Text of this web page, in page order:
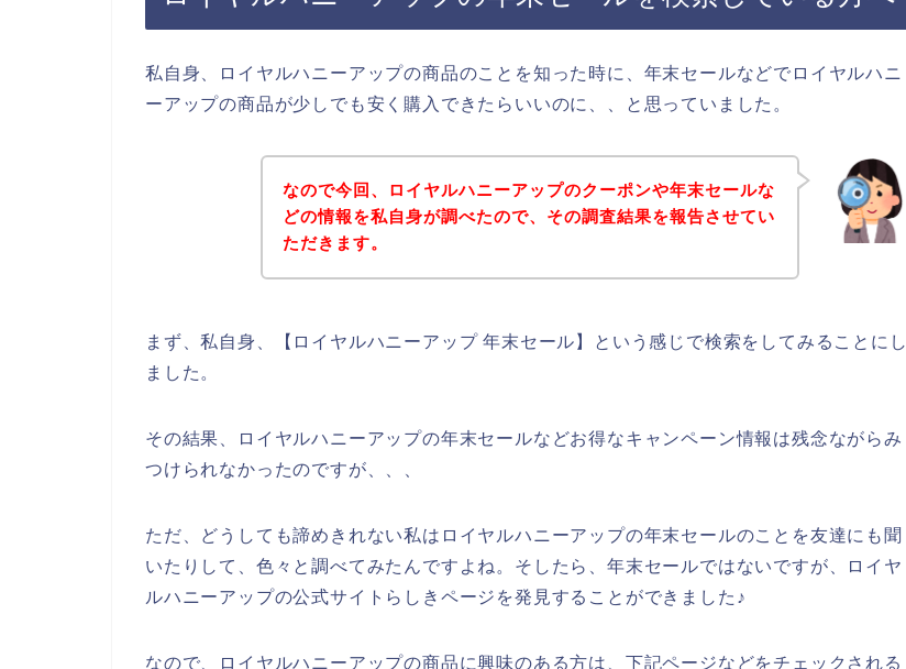
私自身、ロイヤルハニーアップの商品のことを知った時に、年末セールなどでロイヤルハニ
ーアップの商品が少しでも安く購入できたらいいのに、、と思っていました。
なので今回、ロイヤルハニーアップのクーポンや年末セールな
どの情報を私自身が調べたので、その調査結果を報告させてい
ただきます。
まず、私自身、【ロイヤルハニーアップ 年末セール】という感じで検索をしてみることにし
ました。
その結果、ロイヤルハニーアップの年末セールなどお得なキャンペーン情報は残念ながらみ
つけられなかったのですが、、、
ただ、どうしても諦めきれない私はロイヤルハニーアップの年末セールのことを友達にも聞
いたりして、色々と調べてみたんですよね。そしたら、年末セールではないですが、ロイヤ
ルハニーアップの公式サイトらしきページを発見することができました♪
なので、ロイヤルハニーアップの商品に興味のある方は、下記ページなどをチェックされる